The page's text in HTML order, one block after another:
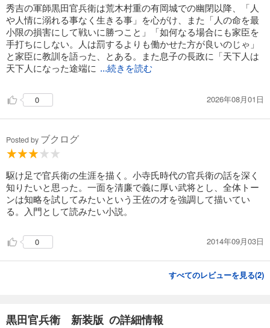
秀吉の軍師黒田官兵衛は荒木村重の有岡城での幽閉以降、「人
や人情に溺れる事なく生きる事」を心がけ、また「人の命を最
小限の損害にして戦いに勝つこと」「如何なる場合にも家臣を
手打ちにしない。人は罰するよりも働かせた方が良いのじゃ」
と家臣に教訓を語った、とある。また息子の長政に「天下人は
天下人になった途端に ...続きを読む
0 2026年08月01日
Posted by ブクログ
駆け足で官兵衛の生涯を描く。小寺氏時代の官兵衛の話を深く
知りたいと思った。一面を清廉で義に厚い武将とし、全体トー
ンは知略を試してみたいという王佐の才を強調して描いてい
る。入門として読みたい小説。
0 2014年09月03日
すべてのレビューを見る(2)
黒田官兵衛 新装版 の詳細情報